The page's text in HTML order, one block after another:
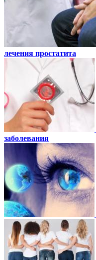
лечения простатита
заболевания